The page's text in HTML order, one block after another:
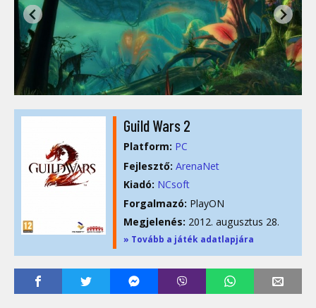
Guild Wars 2
Platform: PC
Fejlesztő: ArenaNet
Kiadó: NCsoft
Forgalmazó: PlayON
Megjelenés: 2012. augusztus 28.
» Tovább a játék adatlapjára